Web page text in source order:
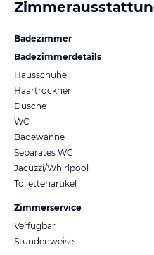
Badezimmer
Badezimmerdetails
Hausschuhe
Haartrockner
Dusche
WC
Badewanne
Separates WC
Jacuzzi/Whirlpool
Toilettenartikel
Zimmerservice
Verfügbar
Stundenweise